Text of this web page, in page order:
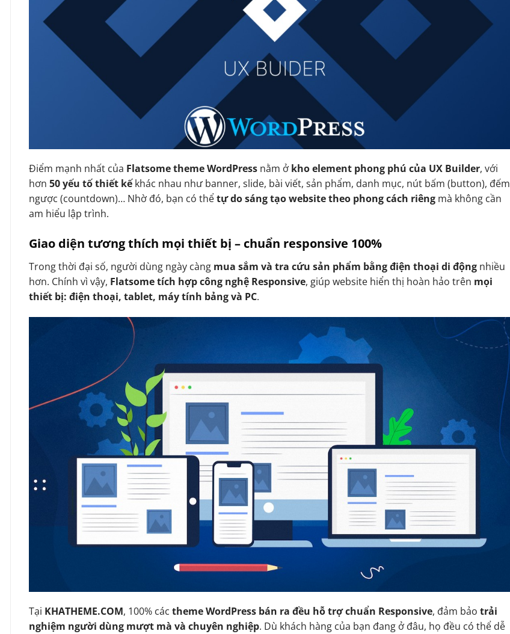
Điểm mạnh nhất của Flatsome theme WordPress nằm ở kho element phong phú của UX Builder, với
hơn 50 yếu tố thiết kếkhác nhau như banner, slide, bài viết, sản phẩm, danh mục, nút bấm (button), đếm
ngược (countdown)… Nhờ đó, bạn có thểtự do sáng tạo website theo phong cách riêng mà không cần
am hiểu lập trình.
Giao diện tương thích mọi thiết bị – chuẩn responsive 100%
Trong thời đại số, người dùng ngày càng mua sắm và tra cứu sản phẩm bằng điện thoại di động nhiều
hơn. Chính vì vậy, Flatsome tích hợp công nghệ Responsive, giúp website hiển thị hoàn hảo trên mọi
thiết bị: điện thoại, tablet, máy tính bảng và PC.
Tại KHATHEME.COM, 100% các theme WordPress bán ra đều hỗ trợ chuẩn Responsive, đảm bảo trải
nghiệm người dùng mượt mà và chuyên nghiệp. Dù khách hàng của bạn đang ở đâu, họ đều có thể dễ